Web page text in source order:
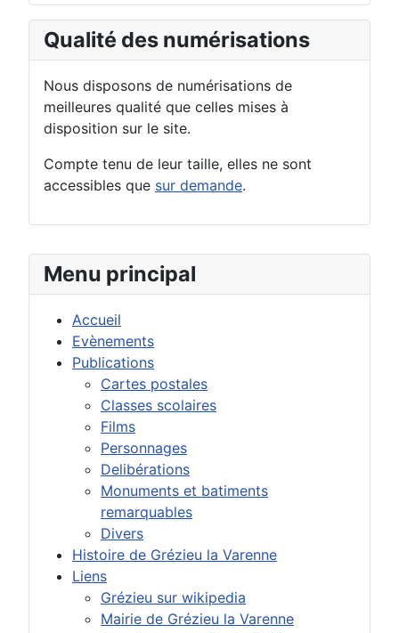
Menu principal
Accueil
Evènements
Publications
Cartes postales
Classes scolaires
Films
Personnages
Delibérations
Monuments et batiments
remarquables
Divers
Histoire de Grézieu la Varenne
Liens
Grézieu sur wikipedia
Mairie de Grézieu la Varenne
Qualité des numérisations
Nous disposons de numérisations de
meilleures qualité que celles mises à
disposition sur le site.
Compte tenu de leur taille, elles ne sont
accessibles que sur demande.